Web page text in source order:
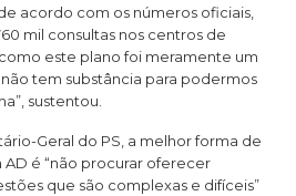
acordo com os números oficiais,
mil consultas nos centros de
este plano foi meramente um
tem substância para podermos
sustentou.
Geral do PS, a melhor forma de
AD é “não procurar oferecer
que são complexas e difíceis”